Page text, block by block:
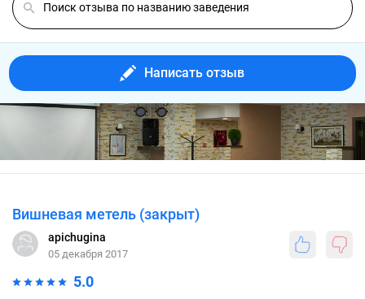
Написать отзыв
Вишневая метель (закрыт)
apichugina
05 декабря 2017
5.0